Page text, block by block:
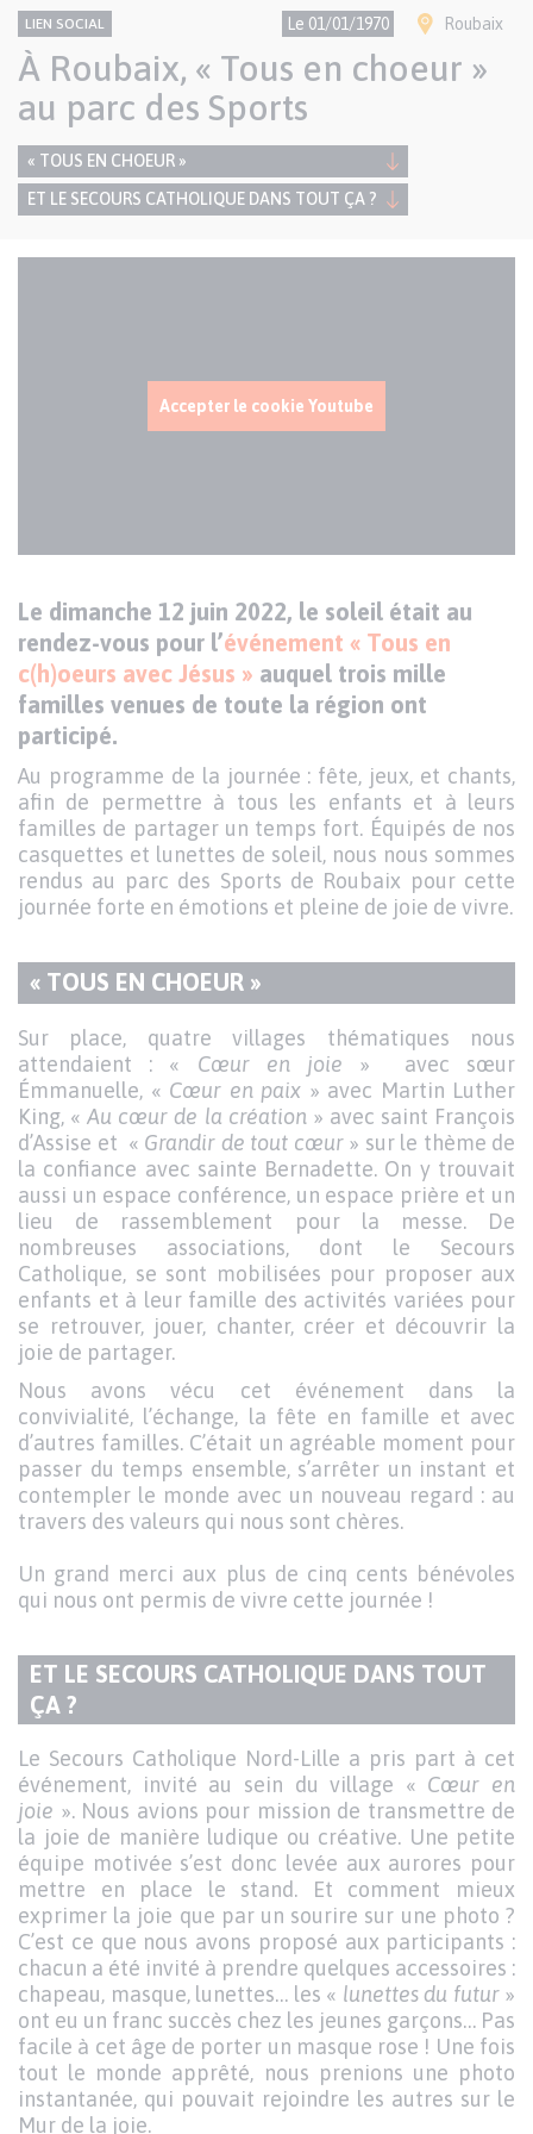
CONTENU
NATIONAL
Thème
LIEN SOCIAL Le 01/01/1970 Ville(s)
Roubaix
À Roubaix, « Tous en choeur »
au parc des Sports
« TOUS EN CHOEUR »
ET LE SECOURS CATHOLIQUE DANS TOUT ÇA ?
Accepter le cookie Youtube
Texte
Le dimanche 12 juin 2022, le soleil était au
rendez-vous pour l’événement « Tous en
c(h)oeurs avec Jésus » auquel trois mille
familles venues de toute la région ont
participé.
Au programme de la journée : fête, jeux, et chants,
afin de permettre à tous les enfants et à leurs
familles de partager un temps fort. Équipés de nos
casquettes et lunettes de soleil, nous nous sommes
rendus au parc des Sports de Roubaix pour cette
journée forte en émotions et pleine de joie de vivre.
TITRE
DU
PARAGRAPHE
« TOUS EN CHOEUR »
Texte
Sur place, quatre villages thématiques nous
attendaient : « Cœur en joie » avec sœur
Émmanuelle, « Cœur en paix » avec Martin Luther
King, «Au cœur de la création » avec saint François
d’Assise et « Grandir de tout cœur» sur le thème de
la confiance avec sainte Bernadette. On y trouvait
aussi un espace conférence, un espace prière et un
lieu de rassemblement pour la messe. De
nombreuses associations, dont le Secours
Catholique, se sont mobilisées pour proposer aux
enfants et à leur famille des activités variées pour
se retrouver, jouer, chanter, créer et découvrir la
joie de partager.
Nous avons vécu cet événement dans la
convivialité, l’échange, la fête en famille et avec
d’autres familles. C’était un agréable moment pour
passer du temps ensemble, s’arrêter un instant et
contempler le monde avec un nouveau regard : au
travers des valeurs qui nous sont chères.
Un grand merci aux plus de cinq cents bénévoles
qui nous ont permis de vivre cette journée !
TITRE
DU
PARAGRAPHE
ET LE SECOURS CATHOLIQUE DANS TOUT
ÇA ?
Texte
Le Secours Catholique Nord-Lille a pris part à cet
événement, invité au sein du village « Cœur en
joie ». Nous avions pour mission de transmettre de
la joie de manière ludique ou créative. Une petite
équipe motivée s’est donc levée aux aurores pour
mettre en place le stand. Et comment mieux
exprimer la joie que par un sourire sur une photo ?
C’est ce que nous avons proposé aux participants :
chacun a été invité à prendre quelques accessoires :
chapeau, masque, lunettes… les « lunettes du futur»
ont eu un franc succès chez les jeunes garçons… Pas
facile à cet âge de porter un masque rose ! Une fois
tout le monde apprêté, nous prenions une photo
instantanée, qui pouvait rejoindre les autres sur le
Mur de la joie.